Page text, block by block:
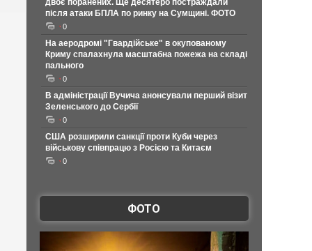
двоє поранених. Ще десятеро постраждали
після атаки БПЛА по ринку на Сумщині. ФОТО
0
На аеродромі "Гвардійське" в окупованому
Криму спалахнула масштабна пожежа на складі
пального
0
В адміністрації Вучича анонсували перший візит
Зеленського до Сербії
0
США розширили санкції проти Куби через
військову співпрацю з Росією та Китаєм
0
ФОТО